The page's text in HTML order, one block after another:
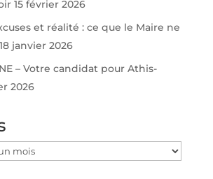
15 février 2026
et réalité : ce que le Maire ne
18 janvier 2026
– Votre candidat pour Athis-
2026